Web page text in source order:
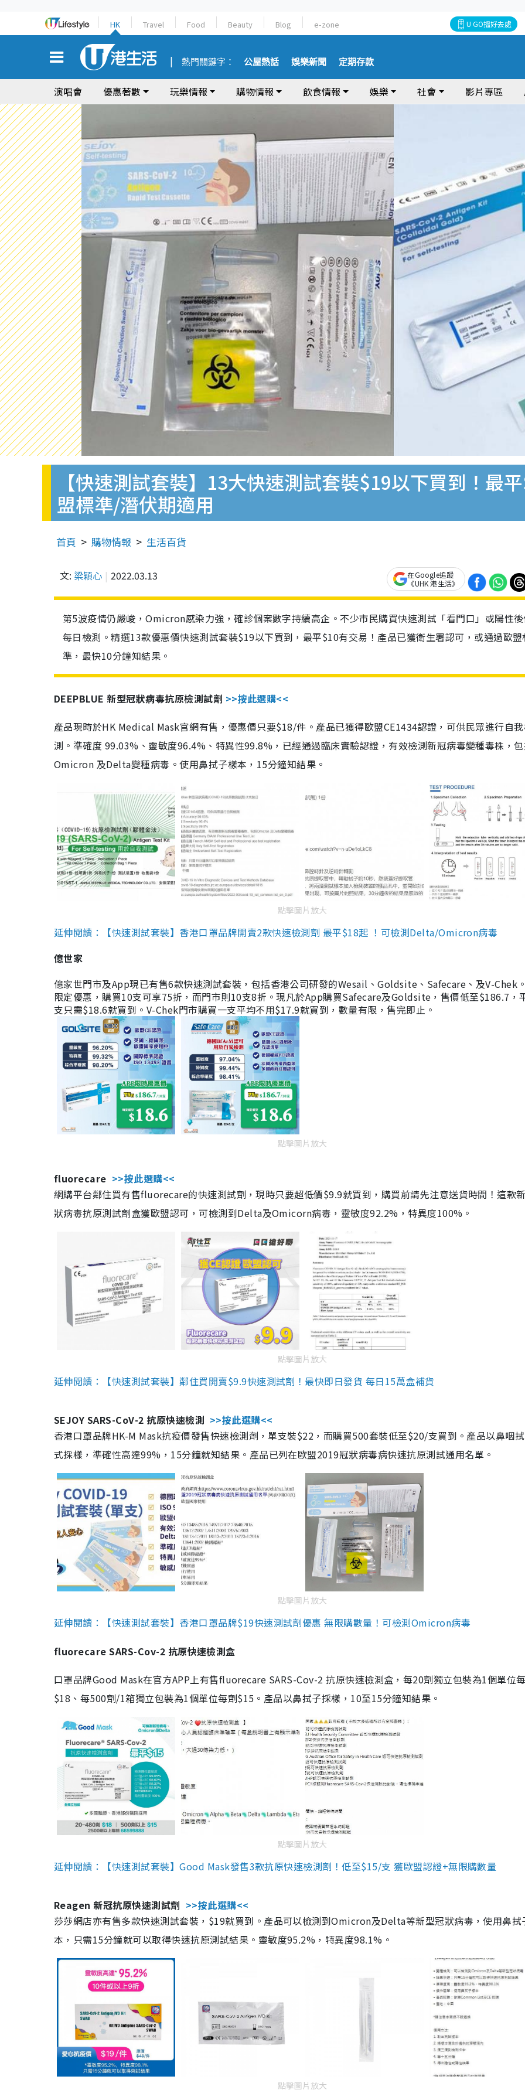
HK Travel Food Beauty Blog e-zone U GO搵好去處
熱門關鍵字： 公屋熱話 娛樂新聞 定期存款
演唱會 優惠著數 玩樂情報 購物情報 飲食情報 娛樂 社會 影片專區
【快速測試套裝】13大快速測試套裝$19以下買到！最
盟標準/潛伏期適用
首頁 購物情報 生活百貨
文: 梁穎心 2022.03.13
在Google追蹤
《UHK 港生活》
第5波疫情仍嚴峻，Omicron感染力強，確診個案數字持續高企。不少市民購買快速測試「看門口」或陽性
每日檢測。精選13款優惠價快速測試套裝$19以下買到，最平$10有交易！產品已獲衛生署認可，或通過歐盟
準，最快10分鐘知結果。
DEEPBLUE 新型冠狀病毒抗原檢測試劑 >>按此選購<<
產品現時於HK Medical Mask官網有售，優惠價只要$18/件。產品已獲得歐盟CE1434認證，可供民眾進行自
測。準確度 99.03%、靈敏度96.4%、特異性99.8%，已經通過臨床實驗認證，有效檢測新冠病毒變種毒株，
Omicron 及Delta變種病毒。使用鼻拭子樣本，15分鐘知結果。
點擊圖片放大
延伸閱讀：【快速測試套裝】香港口罩品牌開賣2款快速檢測劑 最平$18起 ！可檢測Delta/Omicron病毒
億世家
億家世門市及App現已有售6款快速測試套裝，包括香港公司研發的Wesail、Goldsite、Safecare、及V-Chek
限定優惠，購買10支可享75折，而門市則10支8折。現凡於App購買Safecare及Goldsite，售價低至$186.7，
支只需$18.6就買到。V-Chek門市購買一支平均不用$17.9就買到，數量有限，售完即止。
點擊圖片放大
fluorecare >>按此選購<<
網購平台鄰住買有售fluorecare的快速測試劑，現時只要超低價$9.9就買到，購買前請先注意送貨時間！這款
狀病毒抗原測試劑盒獲歐盟認可，可檢測到Delta及Omicorn病毒，靈敏度92.2%，特異度100%。
點擊圖片放大
延伸閱讀：【快速測試套裝】鄰住買開賣$9.9快速測試劑！最快即日發貨 每日15萬盒補貨
SEJOY SARS-CoV-2 抗原快速檢測 >>按此選購<<
香港口罩品牌HK-M Mask抗疫價發售快速檢測劑，單支裝$22，而購買500套裝低至$20/支買到。產品以鼻咽
式採樣，準確性高達99%，15分鐘就知結果。產品已列在歐盟2019冠狀病毒病快速抗原測試通用名單。
點擊圖片放大
延伸閱讀：【快速測試套裝】香港口罩品牌$19快速測試劑優惠 無限購數量！可檢測Omicron病毒
fluorecare SARS-Cov-2 抗原快速檢測盒
口罩品牌Good Mask在官方APP上有售fluorecare SARS-Cov-2 抗原快速檢測盒，每20劑獨立包裝為1個單位
$18、每500劑/1箱獨立包裝為1個單位每劑$15。產品以鼻拭子採樣，10至15分鐘知結果。
點擊圖片放大
延伸閱讀：【快速測試套裝】Good Mask發售3款抗原快速檢測劑！低至$15/支 獲歐盟認證+無限購數量
Reagen 新冠抗原快速測試劑 >>按此選購<<
莎莎網店亦有售多款快速測試套裝，$19就買到。產品可以檢測到Omicron及Delta等新型冠狀病毒，使用鼻拭
本，只需15分鐘就可以取得快速抗原測試結果。靈敏度95.2%，特異度98.1%。
點擊圖片放大